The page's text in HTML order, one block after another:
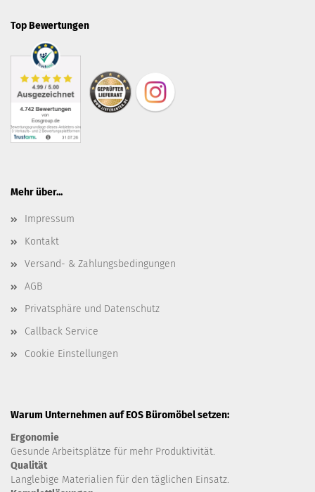
Top Bewertungen
Mehr über...
Impressum
Kontakt
Versand- & Zahlungsbedingungen
AGB
Privatsphäre und Datenschutz
Callback Service
Cookie Einstellungen
Warum Unternehmen auf EOS Büromöbel setzen:
Ergonomie
Gesunde Arbeitsplätze für mehr Produktivität.
Qualität
Langlebige Materialien für den täglichen Einsatz.